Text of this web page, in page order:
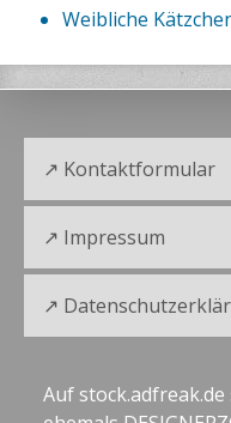
Weibliche
Kontaktformular
Impressum
Auf